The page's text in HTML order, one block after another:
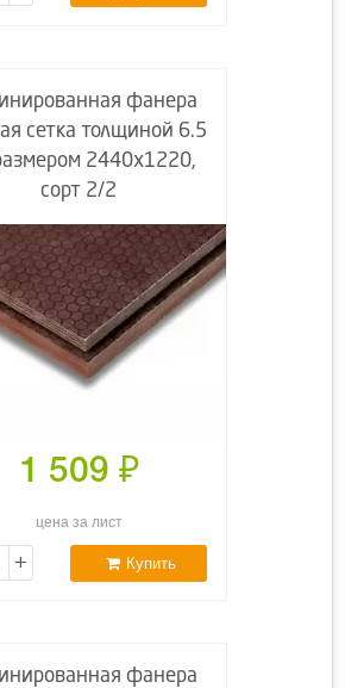
фанера
сетка толщиной 6.5
2440х1220,
сорт 2/2
1 509 ₽
цена за лист
+ Купить
фанера